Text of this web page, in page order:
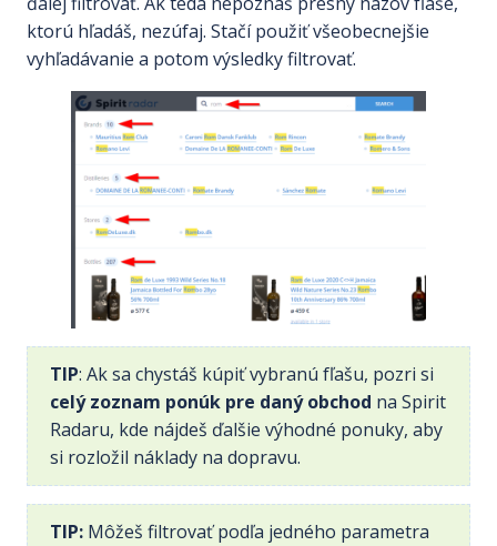
ktorú hľadáš, nezúfaj. Stačí použiť všeobecnejšie
vyhľadávanie a potom výsledky filtrovať.
TIP: Ak sa chystáš kúpiť vybranú fľašu, pozri si
celý zoznam ponúk pre daný obchod na Spirit
Radaru, kde nájdeš ďalšie výhodné ponuky, aby
si rozložil náklady na dopravu.
TIP: Môžeš filtrovať podľa jedného parametra